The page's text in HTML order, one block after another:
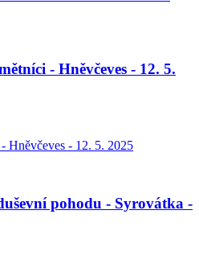
- Hněvčeves - 12. 5.
Hněvčeves - 12. 5. 2025
pohodu - Syrovátka -